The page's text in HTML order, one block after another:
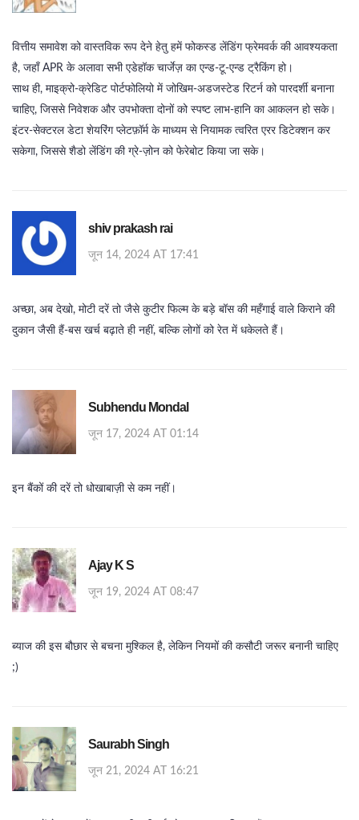
वित्तीय समावेश को वास्तविक रूप देने हेतु हमें फोकस्ड लेंडिंग फ्रेमवर्क की आवश्यकता
है, जहाँ APR के अलावा सभी एडेहॉक चार्जेज़ का एन्ड‑टू‑एन्ड ट्रैकिंग हो।
साथ ही, माइक्रो‑क्रेडिट पोर्टफोलियो में जोखिम‑अडजस्टेड रिटर्न को पारदर्शी बनाना
चाहिए, जिससे निवेशक और उपभोक्ता दोनों को स्पष्ट लाभ‑हानि का आकलन हो सके।
इंटर‑सेक्टरल डेटा शेयरिंग प्लेटफ़ॉर्म के माध्यम से नियामक त्वरित एरर डिटेक्शन कर
सकेगा, जिससे शैडो लेंडिंग की ग्रे‑ज़ोन को फेरेबोट किया जा सके।
shiv prakash rai
जून 14, 2024 AT 17:41
अच्छा, अब देखो, मोटी दरें तो जैसे कुटीर फिल्म के बड़े बॉस की महँगाई वाले किराने की
दुकान जैसी हैं-बस खर्च बढ़ाते ही नहीं, बल्कि लोगों को रेत में धकेलते हैं।
Subhendu Mondal
जून 17, 2024 AT 01:14
इन बैंकों की दरें तो धोखाबाज़ी से कम नहीं।
Ajay K S
जून 19, 2024 AT 08:47
ब्याज की इस बौछार से बचना मुश्किल है, लेकिन नियमों की कसौटी जरूर बनानी चाहिए
;)
Saurabh Singh
जून 21, 2024 AT 16:21